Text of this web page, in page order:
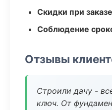
Скидки при
Соблюдение
Отзывы
Строили дачу -
ключ. От